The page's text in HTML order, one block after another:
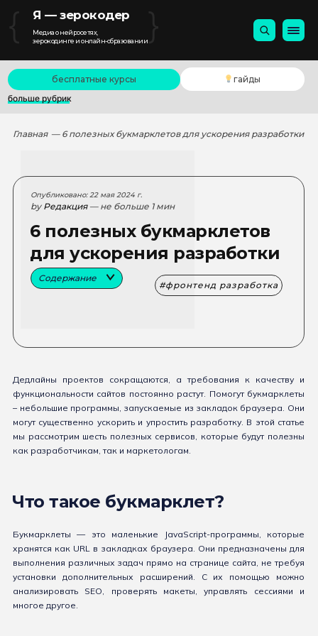
{ Я — зерокодер
Медиа о нейросетях,
зерокодинге и онлайн-образовании}
бесплатные курсы
гайды
больше рубрик
Главная — 6 полезных букмарклетов для ускорения разработки
Опубликовано: 22 мая 2024 г.
by Редакция — не больше 1 мин
6 полезных букмарклетов
для ускорения разработки
Содержание
фронтенд разработка
Дедлайны проектов сокращаются, а требования к качеству и
функциональности сайтов постоянно растут. Помогут букмарклеты
– небольшие программы, запускаемые из закладок браузера. Они
могут существенно ускорить и упростить разработку. В этой статье
мы рассмотрим шесть полезных сервисов, которые будут полезны
как разработчикам, так и маркетологам.
Что такое букмарклет?
Букмарклеты — это маленькие JavaScript-программы, которые
хранятся как URL в закладках браузера. Они предназначены для
выполнения различных задач прямо на странице сайта, не требуя
установки дополнительных расширений. С их помощью можно
анализировать SEO, проверять макеты, управлять сессиями и
многое другое.